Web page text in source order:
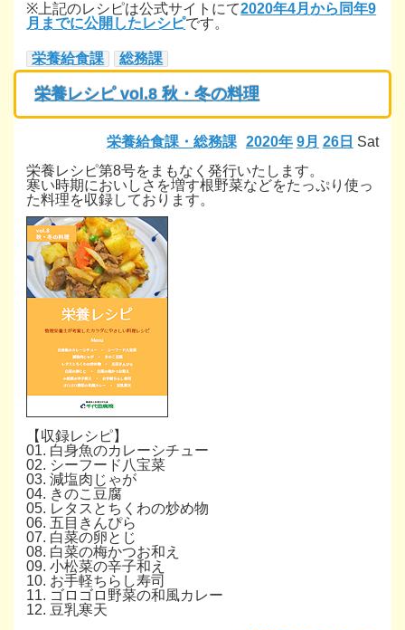
※上記のレシピは公式サイトにて2020年4月から同年9
月までに公開したレシピです。
栄養給食課 総務課
栄養レシピ vol.8 秋・冬の料理
2020年 9月 26日 Sat
栄養給食課・総務課
栄養レシピ第8号をまもなく発行いたします。
寒い時期においしさを増す根野菜などをたっぷり使っ
た料理を収録しております。
【収録レシピ】
01. 白身魚のカレーシチュー
02. シーフード八宝菜
03. 減塩肉じゃが
04. きのこ豆腐
05. レタスとちくわの炒め物
06. 五目きんぴら
07. 白菜の卵とじ
08. 白菜の梅かつお和え
09. 小松菜の辛子和え
10. お手軽ちらし寿司
11. ゴロゴロ野菜の和風カレー
12. 豆乳寒天